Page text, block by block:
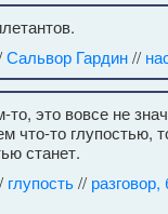
Сальвор Гардин//
это вовсе не
что-то глупостью,
станет.
глупость//